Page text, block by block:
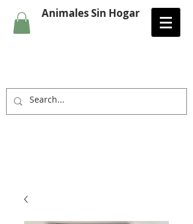
Animales Sin Hogar